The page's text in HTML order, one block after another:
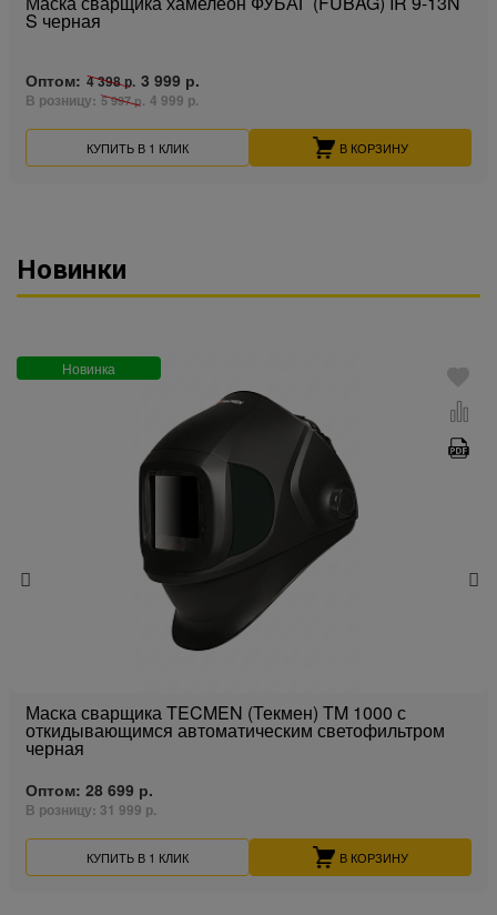
S черная
Оптом: 4 398 р. 3 999 р.
В розницу: 5 997 р. 4 999 р.
КУПИТЬ В 1 КЛИК В КОРЗИНУ
Новинки
Новинка
Маска сварщика TECMEN (Текмен) TM 1000 с
откидывающимся автоматическим светофильтром
черная
Оптом: 28 699 р.
В розницу: 31 999 р.
КУПИТЬ В 1 КЛИК В КОРЗИНУ